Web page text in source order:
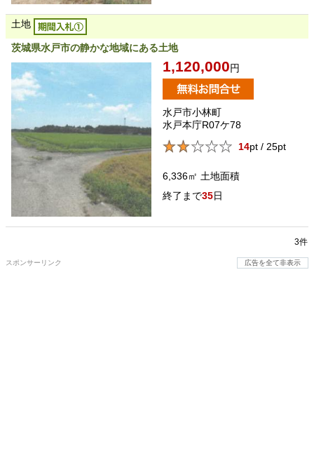
土地
茨城県水戸市の静かな地域にある土地
1,120,000円
水戸市小林町
水戸本庁R07ケ78
14pt / 25pt
6,336㎡ 土地面積
35日
3件
スポンサーリンク 広告を全て非表示